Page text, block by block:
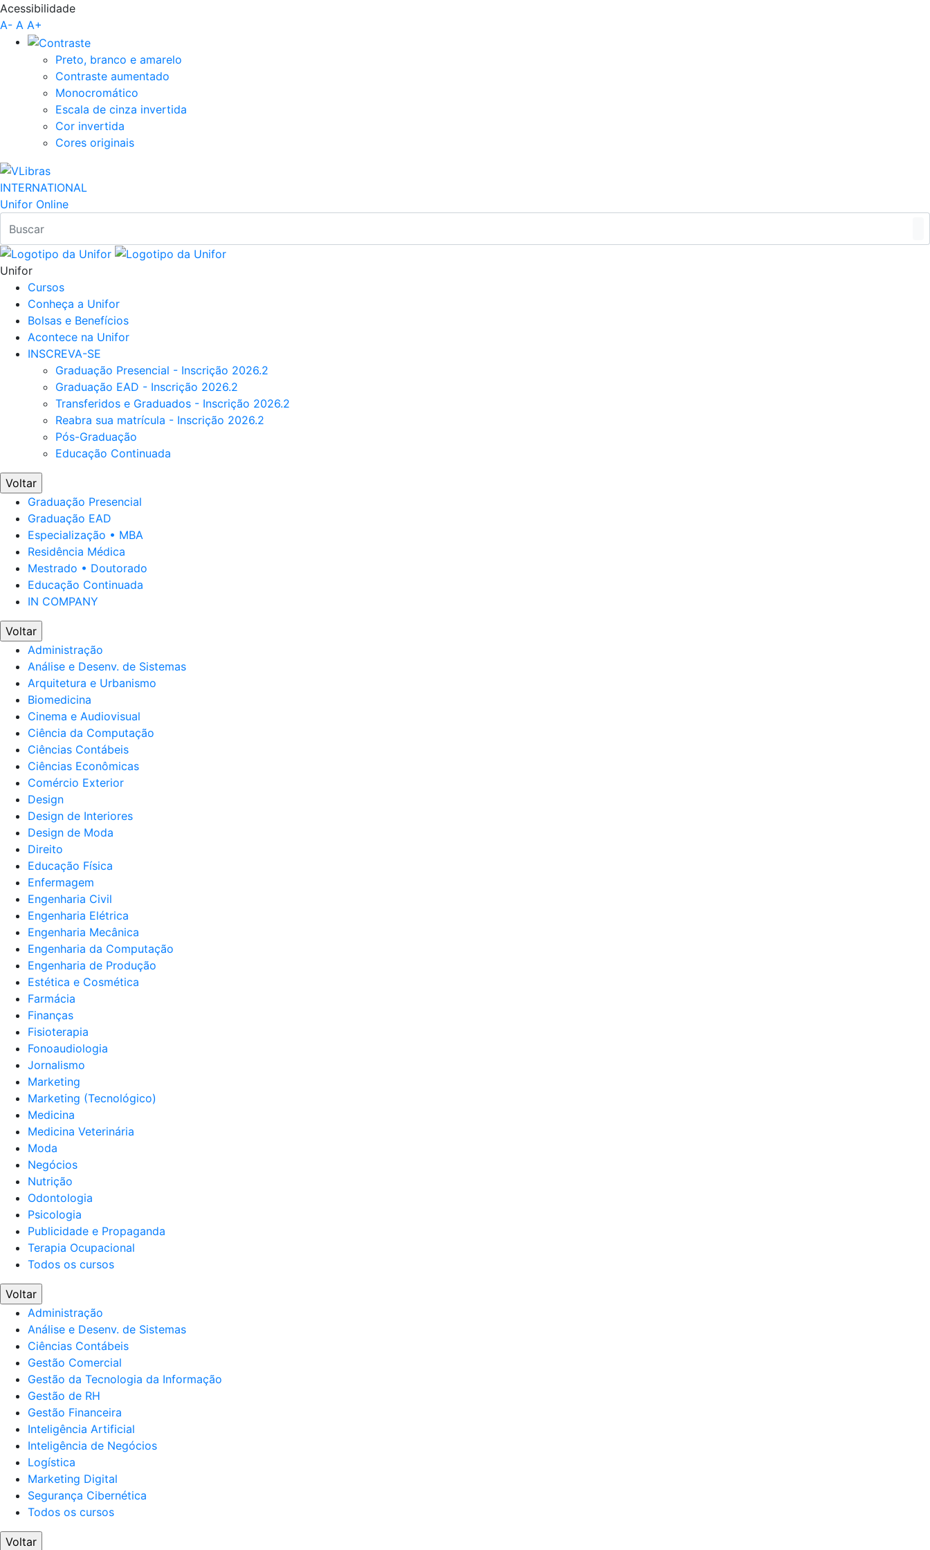
Pular para o Conteúdo principal
Acessibilidade
A- A A+
Preto, branco e amarelo
Contraste aumentado
Monocromático
Escala de cinza invertida
Cor invertida
Cores originais
INTERNATIONAL
Unifor Online
Unifor
Cursos
Conheça a Unifor
Bolsas e Benefícios
Acontece na Unifor
INSCREVA-SE
Graduação Presencial - Inscrição 2026.2
Graduação EAD - Inscrição 2026.2
Transferidos e Graduados - Inscrição 2026.2
Reabra sua matrícula - Inscrição 2026.2
Pós-Graduação
Educação Continuada
Voltar
Graduação Presencial
Graduação EAD
Especialização • MBA
Residência Médica
Mestrado • Doutorado
Educação Continuada
IN COMPANY
Voltar
Administração
Análise e Desenv. de Sistemas
Arquitetura e Urbanismo
Biomedicina
Cinema e Audiovisual
Ciência da Computação
Ciências Contábeis
Ciências Econômicas
Comércio Exterior
Design
Design de Interiores
Design de Moda
Direito
Educação Física
Enfermagem
Engenharia Civil
Engenharia Elétrica
Engenharia Mecânica
Engenharia da Computação
Engenharia de Produção
Estética e Cosmética
Farmácia
Finanças
Fisioterapia
Fonoaudiologia
Jornalismo
Marketing
Marketing (Tecnológico)
Medicina
Medicina Veterinária
Moda
Negócios
Nutrição
Odontologia
Psicologia
Publicidade e Propaganda
Terapia Ocupacional
Todos os cursos
Voltar
Administração
Análise e Desenv. de Sistemas
Ciências Contábeis
Gestão Comercial
Gestão da Tecnologia da Informação
Gestão de RH
Gestão Financeira
Inteligência Artificial
Inteligência de Negócios
Logística
Marketing Digital
Segurança Cibernética
Todos os cursos
Voltar